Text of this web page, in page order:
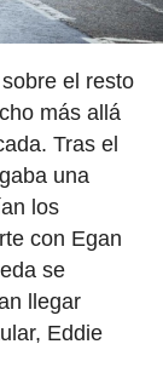
el resto
más allá
Tras el
una
los
con Egan
se
llegar
Eddie